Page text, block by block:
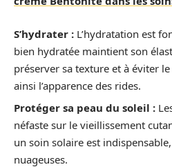
S’hydrater : L’hydratation est
bien hydratée maintient son
préserver sa texture et à éviter
ainsi l’apparence des rides.
Protéger sa peau du soleil :
néfaste sur le vieillissement
un soin solaire est
nuageuses.